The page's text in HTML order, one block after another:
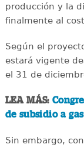
producción y la
finalmente al
Según el
estará vigente
el 31 de
LEA MÁS:
de subsidio a
Sin embargo,